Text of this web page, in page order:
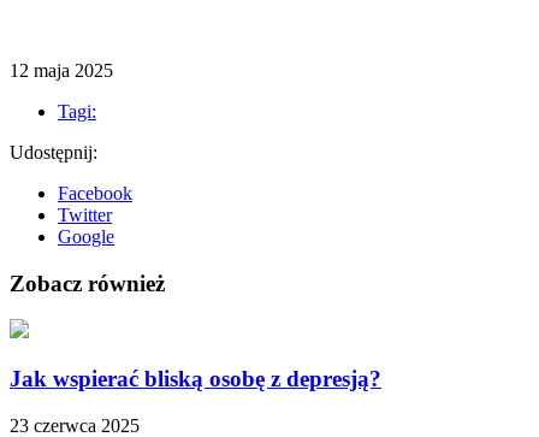
12 maja 2025
Tagi:
Udostępnij:
Facebook
Twitter
Google
Zobacz również
Jak wspierać bliską osobę z depresją?
23 czerwca 2025